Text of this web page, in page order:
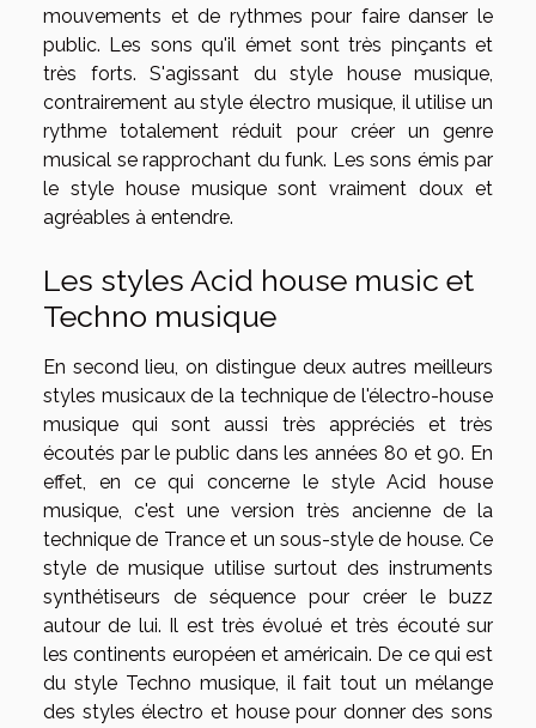
mouvements et de rythmes pour faire danser le
public. Les sons qu'il émet sont très pinçants et
très forts. S'agissant du style house musique,
contrairement au style électro musique, il utilise un
rythme totalement réduit pour créer un genre
musical se rapprochant du funk. Les sons émis par
le style house musique sont vraiment doux et
agréables à entendre.
Les styles Acid house music et
Techno musique
En second lieu, on distingue deux autres meilleurs
styles musicaux de la technique de l'électro-house
musique qui sont aussi très appréciés et très
écoutés par le public dans les années 80 et 90. En
effet, en ce qui concerne le style Acid house
musique, c'est une version très ancienne de la
technique de Trance et un sous-style de house. Ce
style de musique utilise surtout des instruments
synthétiseurs de séquence pour créer le buzz
autour de lui. Il est très évolué et très écouté sur
les continents européen et américain. De ce qui est
du style Techno musique, il fait tout un mélange
des styles électro et house pour donner des sons